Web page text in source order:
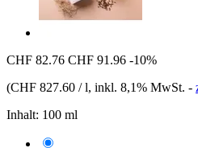
CHF 82.76 CHF 91.96 -10%
(CHF 827.60 / l, inkl. 8,1% MwSt. -
Inhalt: 100 ml